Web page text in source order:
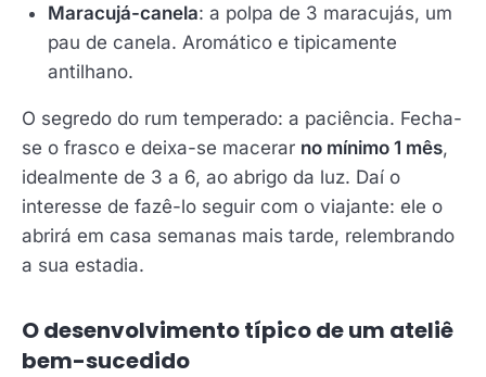
Maracujá-canela: a polpa de 3 maracujás, um
pau de canela. Aromático e tipicamente
antilhano.
O segredo do rum temperado: a paciência. Fecha-
se o frasco e deixa-se macerar no mínimo 1 mês,
idealmente de 3 a 6, ao abrigo da luz. Daí o
interesse de fazê-lo seguir com o viajante: ele o
abrirá em casa semanas mais tarde, relembrando
a sua estadia.
O desenvolvimento típico de um ateliê
bem-sucedido